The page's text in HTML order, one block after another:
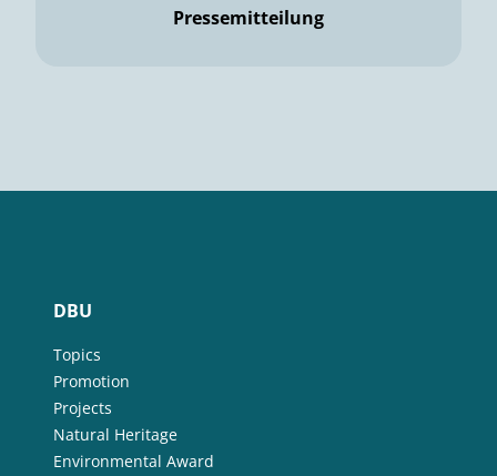
Pressemitteilung
DBU
Topics
Promotion
Projects
Natural Heritage
Environmental Award